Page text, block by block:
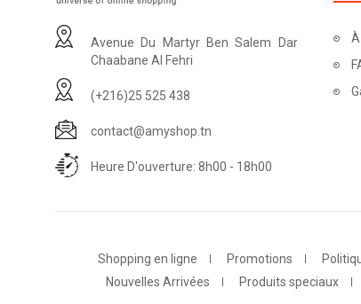
Avenue Du Martyr Ben Salem Dar
Chaabane Al Fehri
(+216)25 525 438
contact@amyshop.tn
Heure D'ouverture: 8h00 - 18h00
Shopping en ligne Promotions
Nouvelles Arrivées
Produits speciaux